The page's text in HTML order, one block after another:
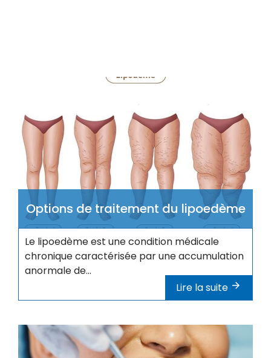
Options de traitement du lipoedème
Le lipoedème est une condition médicale
chronique caractérisée par une accumulation
anormale de...
Lire la suite